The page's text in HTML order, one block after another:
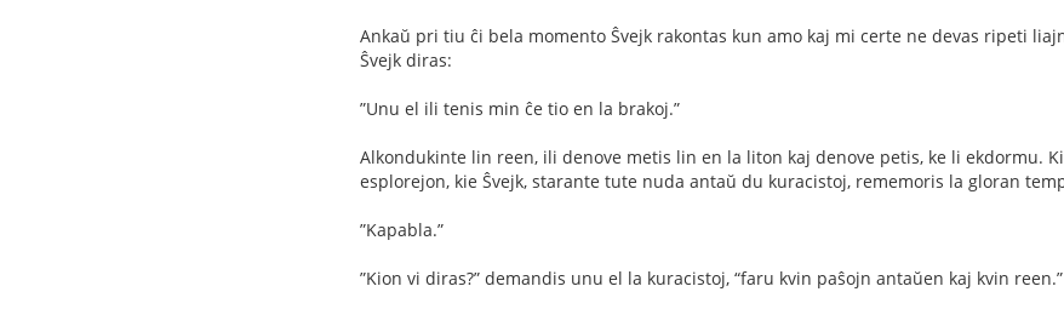
Ankaŭ pri tiu ĉi bela momento Ŝvejk rakontas kun amo kaj mi certe ne devas ripeti
Ŝvejk diras:
”Unu el ili tenis min ĉe tio en la brakoj.”
Alkondukinte lin reen, ili denove metis lin en la liton kaj denove petis, ke li ekdormu.
esplorejon, kie Ŝvejk, starante tute nuda antaŭ du kuracistoj, rememoris la gloran
”Kapabla.”
”Kion vi diras?” demandis unu el la kuracistoj, “faru kvin paŝojn antaŭen kaj kvin reen.”